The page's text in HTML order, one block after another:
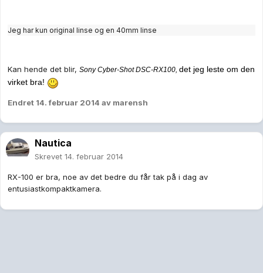
Jeg har kun original linse og en 40mm linse
Kan hende det blir, Sony Cyber-Shot DSC-RX100, det jeg leste om den
virket bra!
Endret 14. februar 2014 av marensh
Nautica
Skrevet 14. februar 2014
RX-100 er bra, noe av det bedre du får tak på i dag av
entusiastkompaktkamera.